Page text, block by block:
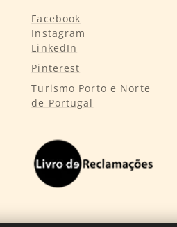
Facebook
Instagram
LinkedIn
Pinterest
Turismo Porto e Norte
de Portugal